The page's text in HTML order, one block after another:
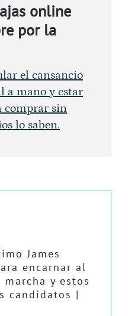
online
por la
el cansancio
a mano y estar
comprar sin
lo saben.
James
encarnar al
y estos
candidatos |